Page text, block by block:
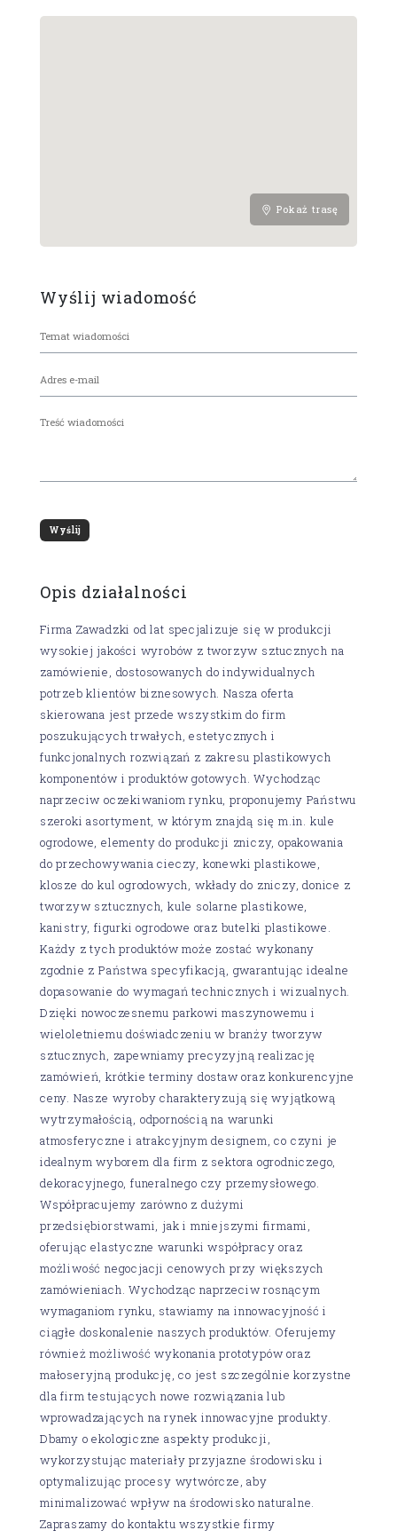
Pokaż trasę
Wyślij wiadomość
Opis działalności
Firma Zawadzki od lat specjalizuje się w produkcji
wysokiej jakości wyrobów z tworzyw sztucznych na
zamówienie, dostosowanych do indywidualnych
potrzeb klientów biznesowych. Nasza oferta
skierowana jest przede wszystkim do firm
poszukujących trwałych, estetycznych i
funkcjonalnych rozwiązań z zakresu plastikowych
komponentów i produktów gotowych. Wychodząc
naprzeciw oczekiwaniom rynku, proponujemy Państwu
szeroki asortyment, w którym znajdą się m.in. kule
ogrodowe, elementy do produkcji zniczy, opakowania
do przechowywania cieczy, konewki plastikowe,
klosze do kul ogrodowych, wkłady do zniczy, donice z
tworzyw sztucznych, kule solarne plastikowe,
kanistry, figurki ogrodowe oraz butelki plastikowe.
Każdy z tych produktów może zostać wykonany
zgodnie z Państwa specyfikacją, gwarantując idealne
dopasowanie do wymagań technicznych i wizualnych.
Dzięki nowoczesnemu parkowi maszynowemu i
wieloletniemu doświadczeniu w branży tworzyw
sztucznych, zapewniamy precyzyjną realizację
zamówień, krótkie terminy dostaw oraz konkurencyjne
ceny. Nasze wyroby charakteryzują się wyjątkową
wytrzymałością, odpornością na warunki
atmosferyczne i atrakcyjnym designem, co czyni je
idealnym wyborem dla firm z sektora ogrodniczego,
dekoracyjnego, funeralnego czy przemysłowego.
Współpracujemy zarówno z dużymi
przedsiębiorstwami, jak i mniejszymi firmami,
oferując elastyczne warunki współpracy oraz
możliwość negocjacji cenowych przy większych
zamówieniach. Wychodząc naprzeciw rosnącym
wymaganiom rynku, stawiamy na innowacyjność i
ciągłe doskonalenie naszych produktów. Oferujemy
również możliwość wykonania prototypów oraz
małoseryjną produkcję, co jest szczególnie korzystne
dla firm testujących nowe rozwiązania lub
wprowadzających na rynek innowacyjne produkty.
Dbamy o ekologiczne aspekty produkcji,
wykorzystując materiały przyjazne środowisku i
optymalizując procesy wytwórcze, aby
minimalizować wpływ na środowisko naturalne.
Zapraszamy do kontaktu wszystkie firmy